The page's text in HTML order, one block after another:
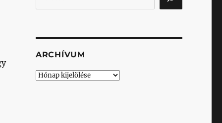
ARCHÍVUM
Archívum